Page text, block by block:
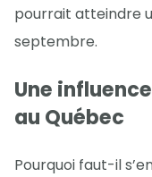
pourrait atteindre
septembre.
Une
au Québec
Pourquoi faut-il